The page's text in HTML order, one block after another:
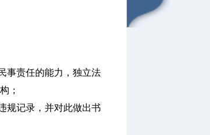
责任的能力，独立法
；
记录，并对此做出书